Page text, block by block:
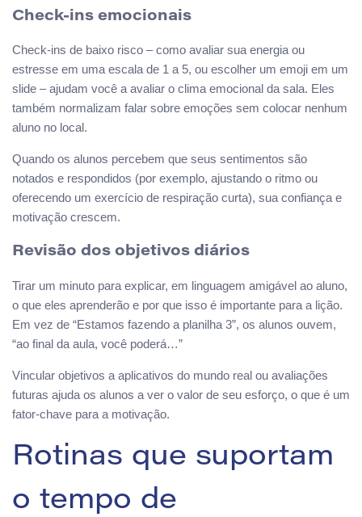
Check-ins emocionais
Check-ins de baixo risco – como avaliar sua energia ou
estresse em uma escala de 1 a 5, ou escolher um emoji em um
slide – ajudam você a avaliar o clima emocional da sala. Eles
também normalizam falar sobre emoções sem colocar nenhum
aluno no local.
Quando os alunos percebem que seus sentimentos são
notados e respondidos (por exemplo, ajustando o ritmo ou
oferecendo um exercício de respiração curta), sua confiança e
motivação crescem.
Revisão dos objetivos diários
Tirar um minuto para explicar, em linguagem amigável ao aluno,
o que eles aprenderão e por que isso é importante para a lição.
Em vez de “Estamos fazendo a planilha 3”, os alunos ouvem,
“ao final da aula, você poderá…”
Vincular objetivos a aplicativos do mundo real ou avaliações
futuras ajuda os alunos a ver o valor de seu esforço, o que é um
fator-chave para a motivação.
Rotinas que suportam
o tempo de